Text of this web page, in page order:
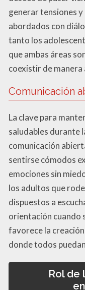
generar tensiones
abordados con
tanto los
que ambas áreas
coexistir de manera
Comunicación
La clave para
saludables durante
comunicación
sentirse cómodos
emociones sin
los adultos que
dispuestos a
orientación cuando
favorece la
donde todos
Rol de